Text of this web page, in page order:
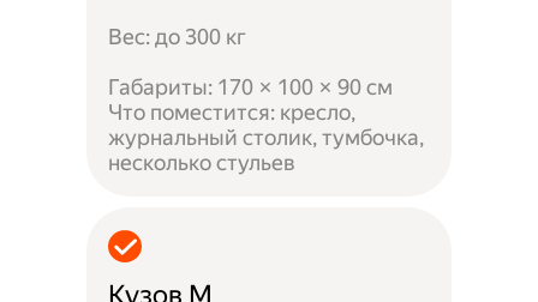
Вес: до 300 кг
Габариты: 170 × 100 × 90 см
Что поместится: кресло,
журнальный столик, тумбочка,
несколько стульев
Кузов M